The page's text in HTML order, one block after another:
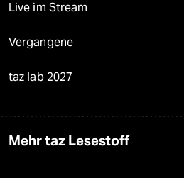
Live im Stream
Vergangene
taz lab 2027
Mehr taz Lesestoff